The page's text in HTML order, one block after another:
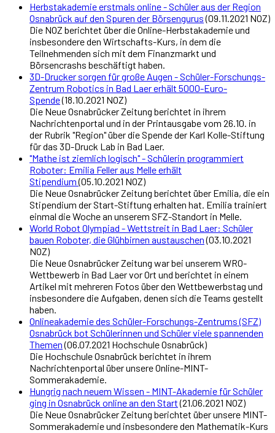
Herbstakademie erstmals online - Schüler aus der Region
Osnabrück auf den Spuren der Börsengurus(09.11.2021 NOZ)
Die NOZ berichtet über die Online-Herbstakademie und
insbesondere den Wirtschafts-Kurs, in dem die
Teilnehmenden sich mit dem Finanzmarkt und
Börsencrashs beschäftigt haben.
3D-Drucker sorgen für große Augen - Schüler-Forschungs-
Zentrum Robotics in Bad Laer erhält 5000-Euro-
Spende(18.10.2021 NOZ)
Die Neue Osnabrücker Zeitung berichtet in ihrem
Nachrichtenportal und in der Printausgabe vom 26.10. in
der Rubrik "Region" über die Spende der Karl Kolle-Stiftung
für das 3D-Druck Lab in Bad Laer.
"Mathe ist ziemlich logisch" - Schülerin programmiert
Roboter: Emilia Feller aus Melle erhält
Stipendium(05.10.2021 NOZ)
Die Neue Osnabrücker Zeitung berichtet über Emilia, die ein
Stipendium der Start-Stiftung erhalten hat. Emilia trainiert
einmal die Woche an unserem SFZ-Standort in Melle.
World Robot Olympiad - Wettstreit in Bad Laer: Schüler
bauen Roboter, die Glühbirnen austauschen(03.10.2021
NOZ)
Die Neue Osnabrücker Zeitung war bei unserem WRO-
Wettbewerb in Bad Laer vor Ort und berichtet in einem
Artikel mit mehreren Fotos über den Wettbewerbstag und
insbesondere die Aufgaben, denen sich die Teams gestellt
haben.
Onlineakademie des Schüler-Forschungs-Zentrums (SFZ)
Osnabrück bot Schülerinnen und Schüler viele spannenden
Themen(06.07.2021 Hochschule Osnabrück)
Die Hochschule Osnabrück berichtet in ihrem
Nachrichtenportal über unsere Online-MINT-
Sommerakademie.
Hungrig nach neuem Wissen - MINT-Akademie für Schüler
ging in Osnabrück online an den Start(21.06.2021 NOZ)
Die Neue Osnabrücker Zeitung berichtet über unsere MINT-
Sommerakademie und insbesondere den Mathematik-Kurs